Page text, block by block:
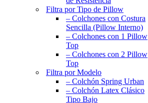
Filtra por Tipo de Pillow
– Colchones con Costura
Sencilla (Pillow Interno)
– Colchones con 1 Pillow
Top
– Colchones con 2 Pillow
Top
Filtra por Modelo
– Colchón Spring Urban
– Colchón Latex Clásico
Tipo Bajo